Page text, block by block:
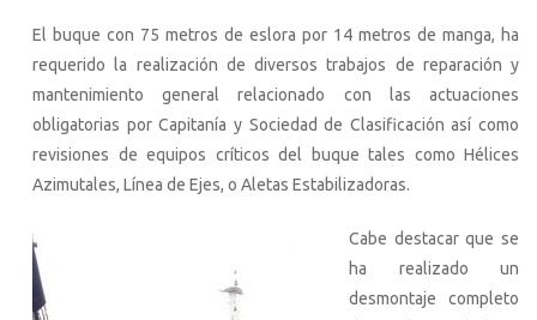
El buque con 75 metros de eslora por 14 metros de manga, ha
requerido la realización de diversos trabajos de reparación y
mantenimiento general relacionado con las actuaciones
obligatorias por Capitanía y Sociedad de Clasificación así como
revisiones de equipos críticos del buque tales como Hélices
Azimutales, Línea de Ejes, o Aletas Estabilizadoras.
Cabe destacar que se
ha realizado un
desmontaje completo